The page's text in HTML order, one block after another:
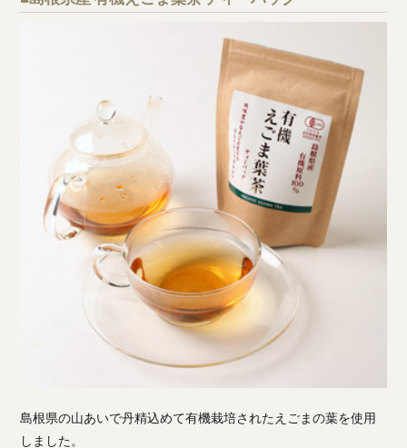
島根県の山あいで丹精込めて有機栽培されたえごまの葉を使用
しました。